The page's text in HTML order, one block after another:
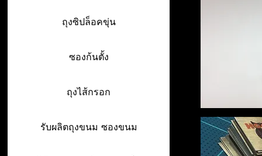
ถุงซิปล็อคขุ่น
ซองก้นตั้ง
ถุงไส้กรอก
รับผลิตถุงขนม ซองขนม